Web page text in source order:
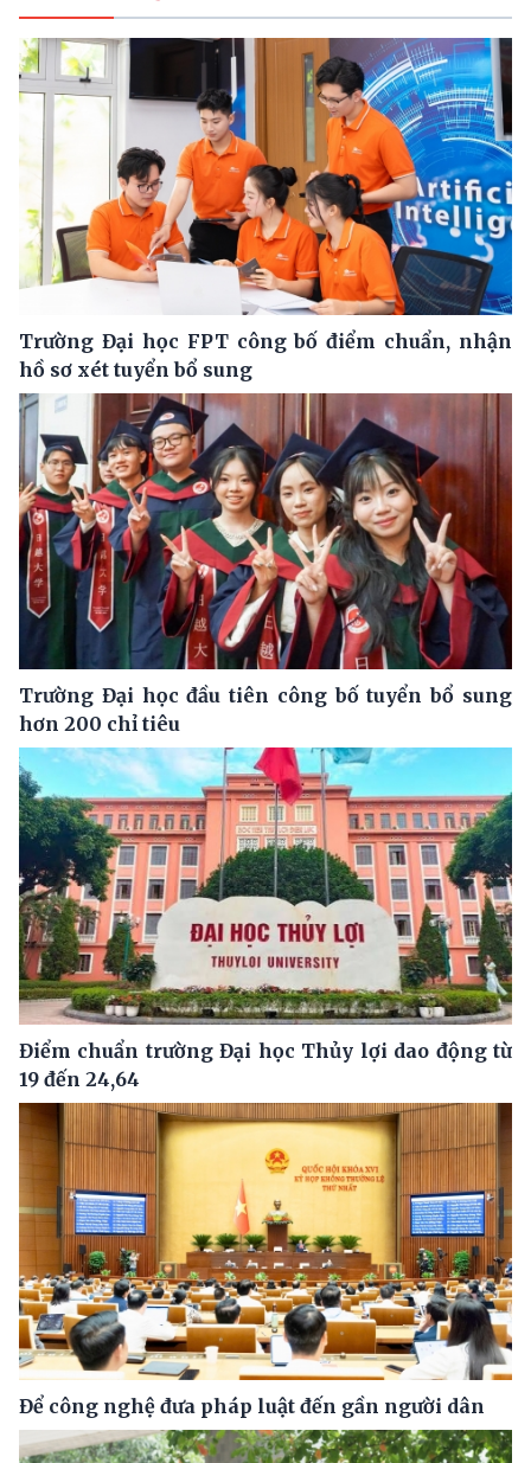
Trường Đại học FPT công bố điểm chuẩn, nhận
hồ sơ xét tuyển bổ sung
Trường Đại học đầu tiên công bố tuyển bổ sung
hơn 200 chỉ tiêu
Điểm chuẩn trường Đại học Thủy lợi dao động từ
19 đến 24,64
Để công nghệ đưa pháp luật đến gần người dân